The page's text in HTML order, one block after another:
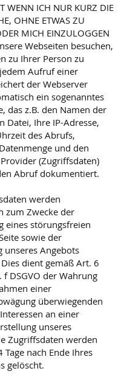
WENN ICH NUR KURZ DIE
OHNE ETWAS ZU
MICH EINZULOGGEN
Webseiten besuchen,
zu Ihrer Person zu
Aufruf einer
der Webserver
ein sogenanntes
das z.B. den Namen der
Datei, Ihre IP-Adresse,
des Abrufs,
und den
(Zugriffsdaten)
Abruf dokumentiert.
werden
zum Zwecke der
eines störungsfreien
sowie der
unseres Angebots
dient gemäß Art. 6
f DSGVO der Wahrung
einer
überwiegenden
an einer
unseres
Zugriffsdaten werden
Tage nach Ende Ihres
gelöscht.